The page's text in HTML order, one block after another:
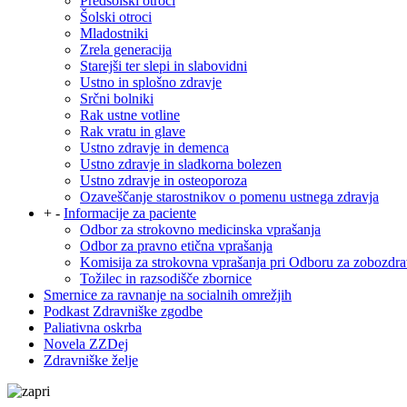
Šolski otroci
Mladostniki
Zrela generacija
Starejši ter slepi in slabovidni
Ustno in splošno zdravje
Srčni bolniki
Rak ustne votline
Rak vratu in glave
Ustno zdravje in demenca
Ustno zdravje in sladkorna bolezen
Ustno zdravje in osteoporoza
Ozaveščanje starostnikov o pomenu ustnega zdravja
+ - Informacije za paciente
Odbor za strokovno medicinska vprašanja
Odbor za pravno etična vprašanja
Komisija za strokovna vprašanja pri Odboru za
Tožilec in razsodišče zbornice
Smernice za ravnanje na socialnih omrežjih
Podkast Zdravniške zgodbe
Paliativna oskrba
Novela ZZDej
Zdravniške želje